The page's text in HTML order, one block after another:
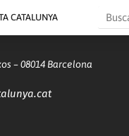
CATALUNYA Search
– 08014 Barcelona